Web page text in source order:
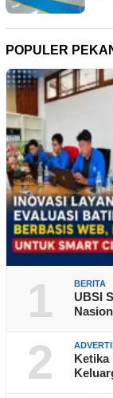
POPULER
1 BERITA
UBSI
2
Ketika